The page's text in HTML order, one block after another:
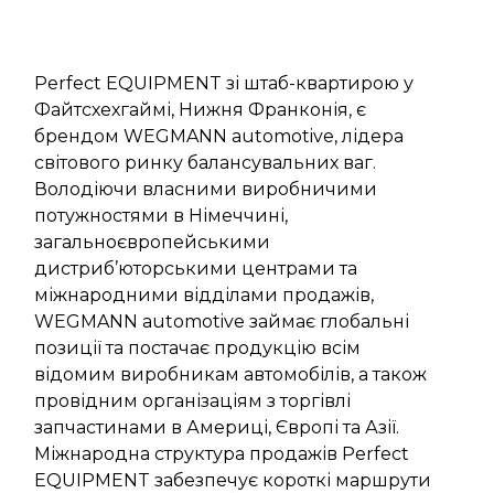
Perfect EQUIPMENT зі штаб-квартирою у
Файтсхехгаймі, Нижня Франконія, є
брендом WEGMANN automotive, лідера
світового ринку балансувальних ваг.
Володіючи власними виробничими
потужностями в Німеччині,
загальноєвропейськими
дистриб’юторськими центрами та
міжнародними відділами продажів,
WEGMANN automotive займає глобальні
позиції та постачає продукцію всім
відомим виробникам автомобілів, а також
провідним організаціям з торгівлі
запчастинами в Америці, Європі та Азії.
Міжнародна структура продажів Perfect
EQUIPMENT забезпечує короткі маршрути